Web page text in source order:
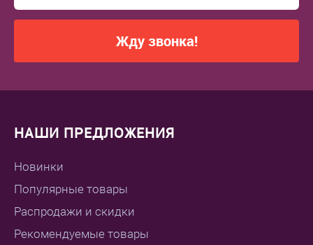
Жду звонка!
НАШИ ПРЕДЛОЖЕНИЯ
Новинки
Популярные товары
Распродажи и скидки
Рекомендуемые товары